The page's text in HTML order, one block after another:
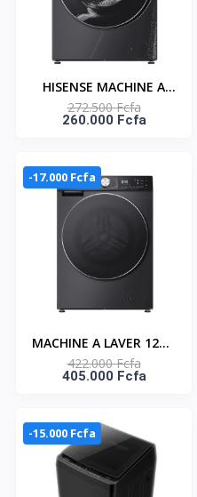
HISENSE MACHINE A
LAVER 10.5KG FRONT
LOAD CONNECT LIFE -
272.500 Fcfa
260.000 Fcfa
-17.000 Fcfa
MACHINE A LAVER 12KG
FRONT LOAD PREMIUM
BLACK - AI SUPER WASH
422.000 Fcfa
405.000 Fcfa
-15.000 Fcfa